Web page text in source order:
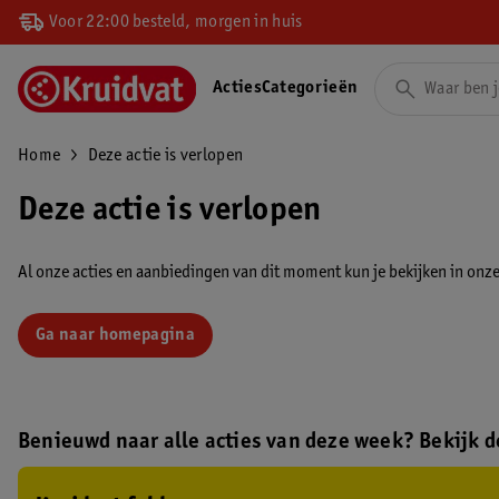
Voor 22:00 besteld, morgen in huis
ActiesCategorieën
Home Deze actie is verlopen
Deze actie is verlopen
Al onze acties en aanbiedingen van dit moment kun je bekijken in
Ga naar homepagina
Benieuwd naar alle acties van deze week? Bekijk